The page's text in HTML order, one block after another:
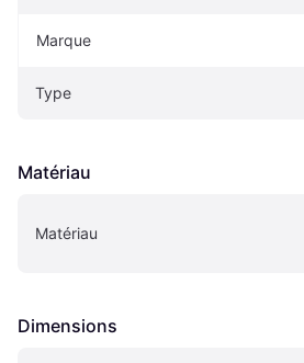
Marque
Type
Matériau
Matériau
Dimensions